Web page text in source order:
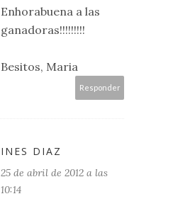
Enhorabuena a las
ganadoras!!!!!!!!!
Besitos, Maria
Responder
INES DIAZ
25 de abril de 2012 a las
10:14